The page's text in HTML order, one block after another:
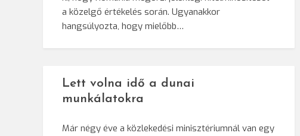
a közelgő értékelés során. Ugyanakkor
hangsúlyozta, hogy mielőbb…
Lett volna idő a dunai
munkálatokra
Már négy éve a közlekedési minisztériumnál van egy